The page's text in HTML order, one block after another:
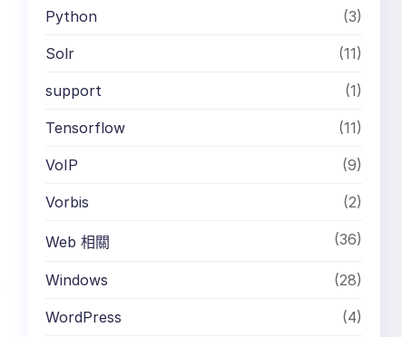
Python (3)
Solr (11)
support (1)
Tensorflow (11)
VoIP (9)
Vorbis (2)
Web 相關 (36)
Windows (28)
WordPress (4)